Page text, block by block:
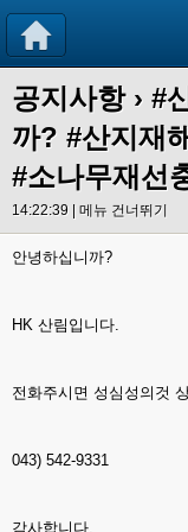
공지사항› #
까? #산지재
#소나무재선
14:22:39 | 메뉴 건너뛰기
안녕하십니까?
HK 산림입니다.
전화주시면 성심성의것
043) 542-9331
감사합니다.